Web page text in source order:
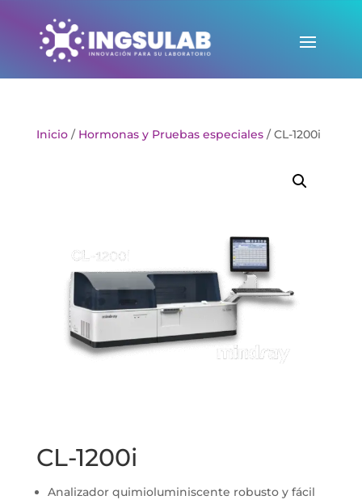
Inicio/ Hormonas y Pruebas especiales/ CL-1200i
CL-1200i
Analizador quimioluminiscente robusto y fácil